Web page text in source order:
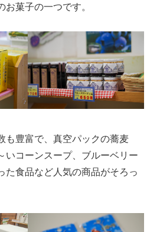
菓子の一つです。
も豊富で、真空パックの蕎麦
いコーンスープ、ブルーベリー
た食品など人気の商品がそろっ